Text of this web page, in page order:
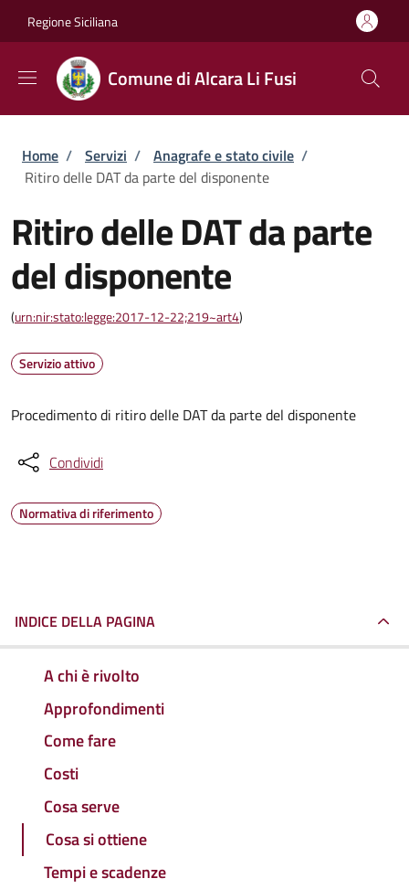
Regione Siciliana
Comune di Alcara Li Fusi
Briciole di pane
Home / Servizi / Anagrafe e stato civile /
Ritiro delle DAT da parte del disponente
Ritiro delle DAT da parte
del disponente
(urn:nir:stato:legge:2017-12-22;219~art4)
Servizio attivo
Procedimento di ritiro delle DAT da parte del disponente
Condividi
Normativa di riferimento
INDICE DELLA PAGINA
A chi è rivolto
Approfondimenti
Come fare
Costi
Cosa serve
Cosa si ottiene
Tempi e scadenze